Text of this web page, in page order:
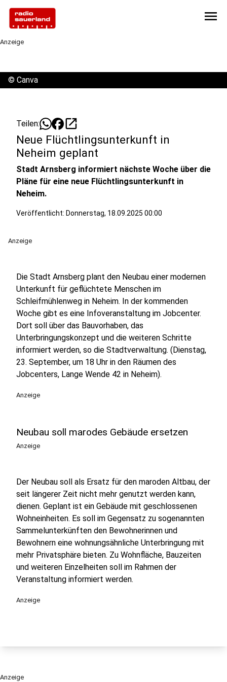
menu
Anzeige
© Canva
Teilen: open_in_new
Neue Flüchtlingsunterkunft in
Neheim geplant
Stadt Arnsberg informiert nächste Woche über die
Pläne für eine neue Flüchtlingsunterkunft in
Neheim.
Veröffentlicht: Donnerstag, 18.09.2025 00:00
Anzeige
Die Stadt Arnsberg plant den Neubau einer modernen
Unterkunft für geflüchtete Menschen im
Schleifmühlenweg in Neheim. In der kommenden
Woche gibt es eine Infoveranstaltung im Jobcenter.
Dort soll über das Bauvorhaben, das
Unterbringungskonzept und die weiteren Schritte
informiert werden, so die Stadtverwaltung. (Dienstag,
23. September, um 18 Uhr in den Räumen des
Jobcenters, Lange Wende 42 in Neheim).
Anzeige
Neubau soll marodes Gebäude ersetzen
Anzeige
Der Neubau soll als Ersatz für den maroden Altbau, der
seit längerer Zeit nicht mehr genutzt werden kann,
dienen. Geplant ist ein Gebäude mit geschlossenen
Wohneinheiten. Es soll im Gegensatz zu sogenannten
Sammelunterkünften den Bewohnerinnen und
Bewohnern eine wohnungsähnliche Unterbringung mit
mehr Privatsphäre bieten. Zu Wohnfläche, Bauzeiten
und weiteren Einzelheiten soll im Rahmen der
Veranstaltung informiert werden.
Anzeige
Anzeige